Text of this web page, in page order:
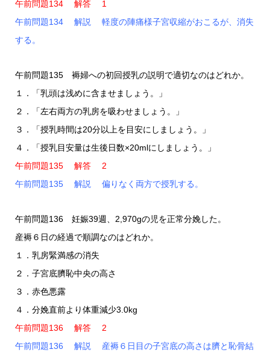
午前問題134 解答 1
午前問題134 解説 軽度の陣痛様子宮収縮がおこるが、消失
する。
午前問題135 褥婦への初回授乳の説明で適切なのはどれか。
１．「乳頭は浅めに含ませましょう。」
２．「左右両方の乳房を吸わせましょう。」
３．「授乳時間は20分以上を目安にしましょう。」
４．「授乳目安量は生後日数×20mlにしましょう。」
午前問題135 解答 2
午前問題135 解説 偏りなく両方で授乳する。
午前問題136 妊娠39週、2,970gの児を正常分娩した。
産褥６日の経過で順調なのはどれか。
１．乳房緊満感の消失
２．子宮底臍恥中央の高さ
３．赤色悪露
４．分娩直前より体重減少3.0kg
午前問題136 解答 2
午前問題136 解説 産褥６日目の子宮底の高さは臍と恥骨結